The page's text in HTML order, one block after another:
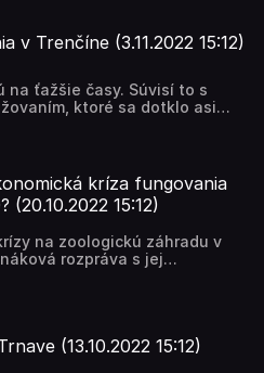
blízkej budúcnosti pripravuje.
v Trenčíne (3.11.2022 15:12)
na ťažšie časy. Súvisí to s
ktoré sa dotklo asi
relácii Zo života krajských
to, aké opatrenia v tejto
blízkej budúcnosti pripravuje.
kríza fungovania
(20.10.2022 15:12)
na zoologickú záhradu v
rozpráva s jej
Zoologická záhrada v
destináciou nášho
možnosti, aby najmä zvieratá
(13.10.2022 15:12)